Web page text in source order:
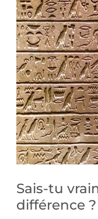
Sais-tu
différence ?